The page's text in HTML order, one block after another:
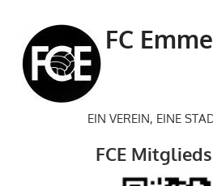
springen
FC
EIN VEREIN, EINE
FCE